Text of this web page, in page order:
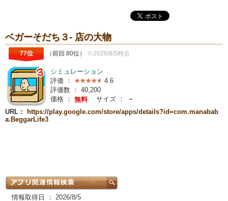
ベガーそだち３- 店の大物
77位 （前回 80位） ※2026/8/5時点
シミュレーション
評価 ：
4.6
評価数 ： 40,200
価格 ： 無料 サイズ ：
－
URL：
https://play.google.com/store/apps/details?id=com.manabab
a.BeggarLife3
情報取得日 ： 2026/8/5